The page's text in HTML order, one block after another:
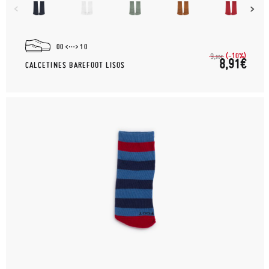
00 10
CALCETINES BAREFOOT LISOS
9,90€ (-10%)
8,91€